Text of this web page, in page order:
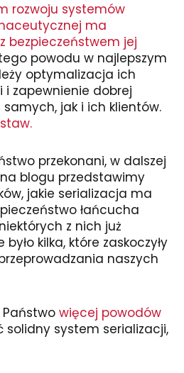
rozwoju systemów
ma
bezpieczeństwem jej
powodu w najlepszym
optymalizacja ich
i zapewnienie dobrej
jak i ich klientów.
przekonani, w dalszej
blogu przedstawimy
jakie serializacja ma
łańcucha
z nich już
kilka, które zaskoczyły
naszych
więcej powodów
system serializacji,